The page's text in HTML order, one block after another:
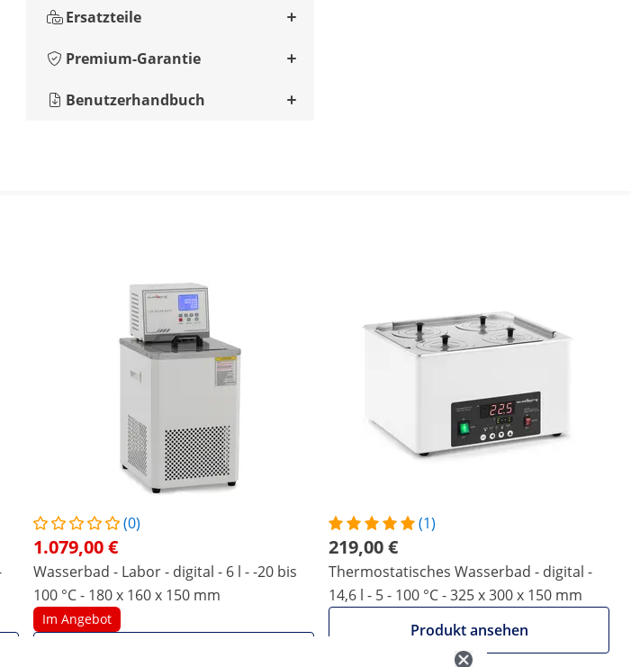
Ersatzteile
Premium-Garantie
Benutzerhandbuch
(0)
1.079,00 €
Wasserbad - Labor - digital - 6 l - -20 bis
100 °C - 180 x 160 x 150 mm
Im Angebot
(1)
219,00 €
Thermostatisches Wasserbad - digital -
14,6 l - 5 - 100 °C - 325 x 300 x 150 mm
Produkt ansehen